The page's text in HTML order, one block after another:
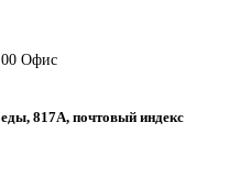
Офис
817А, почтовый индекс